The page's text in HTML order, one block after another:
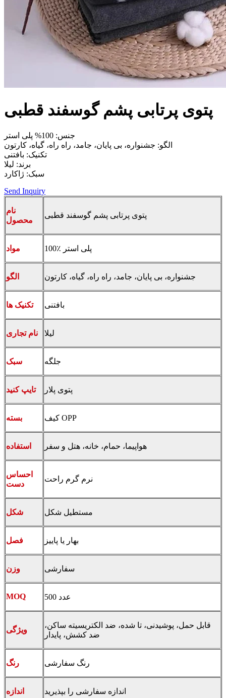
پتوی پرتابی پشم گوسفند قطبی
جنس: 100% پلی استر
الگو: جشنواره، بی پایان، جامد، راه راه، گیاه، کارتون
تکنیک: بافتنی
برند: لیلا
سبک: ژاکارد
Send Inquiry
نام
محصول
پتوی پرتابی پشم گوسفند قطبی
مواد 100٪ پلی استر
الگو جشنواره، بی پایان، جامد، راه راه، گیاه، کارتون
تکنیک ها بافتنی
نام تجاری لیلا
سبک جلگه
تایپ کنید پتوی پلار
بسته کیف OPP
استفاده هواپیما، حمام، خانه، هتل و سفر
احساس
دست
نرم گرم راحت
شکل مستطیل شکل
فصل بهار یا پاییز
وزن سفارشی
MOQ 500 عدد
ویژگی
قابل حمل، پوشیدنی، تا شده، ضد الکتریسیته ساکن،
ضد کشش، پایدار
رنگ رنگ سفارشی
اندازه اندازه سفارشی را بپذیرید